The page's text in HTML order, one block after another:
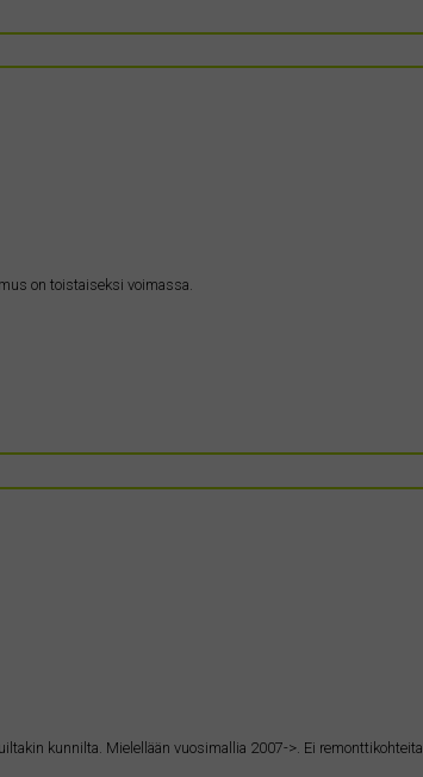
on toistaiseksi voimassa.
kunnilta. Mielellään vuosimallia 2007->. Ei remonttikohteita.